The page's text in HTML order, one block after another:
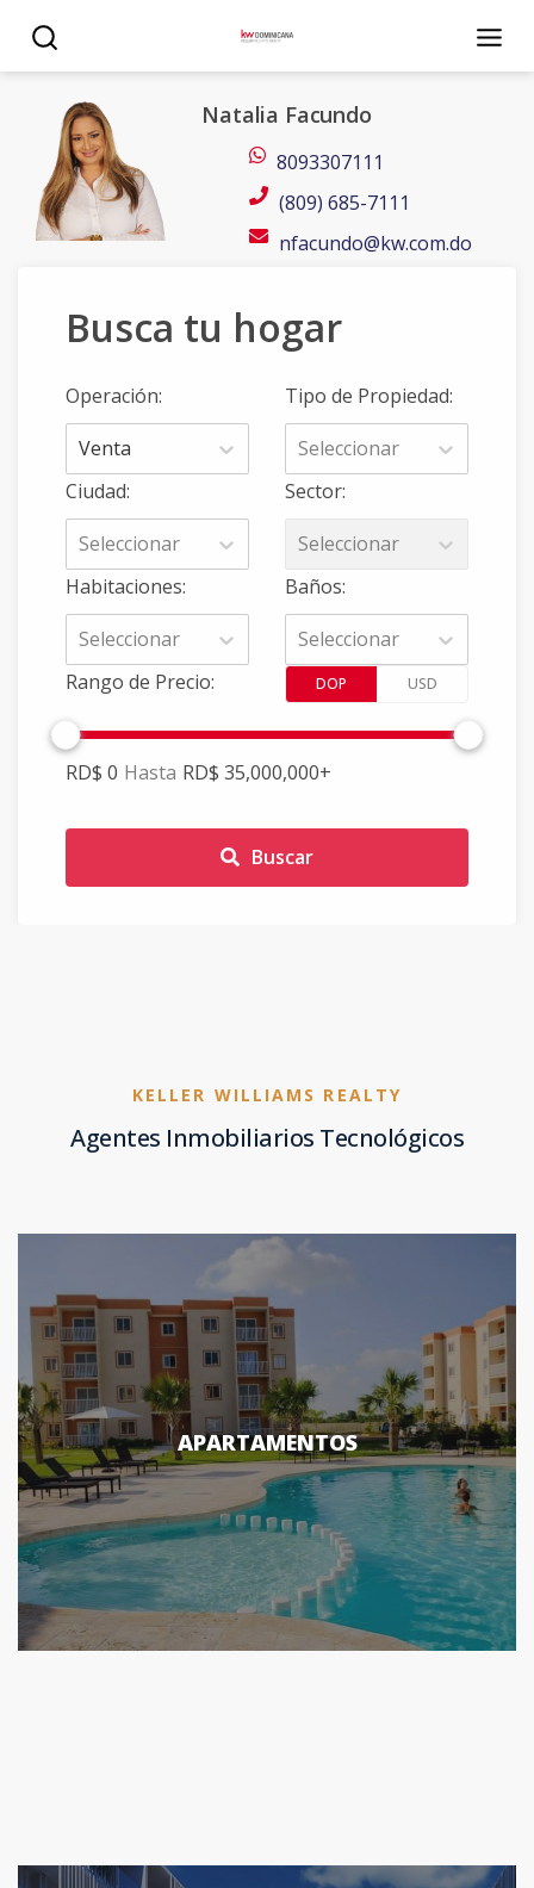
Natalia Facundo
8093307111
(809) 685-7111
nfacundo@kw.com.do
Busca tu hogar
Operación:
Venta
Tipo de Propiedad:
Seleccionar
Ciudad:
Seleccionar
Sector:
Seleccionar
Habitaciones:
Seleccionar
Baños:
Seleccionar
Rango de Precio: DOP USD
RD$ 0 Hasta RD$ 35,000,000+
Buscar
KELLER WILLIAMS REALTY
Agentes Inmobiliarios Tecnológicos
APARTAMENTOS